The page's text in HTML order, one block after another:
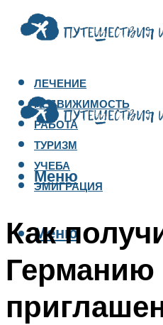
ЛЕЧЕНИЕ
НЕДВИЖИМОСТЬ
РАБОТА
ТУРИЗМ
УЧЕБА
ЭМИГРАЦИЯ
Меню
Меню
Как
Германию